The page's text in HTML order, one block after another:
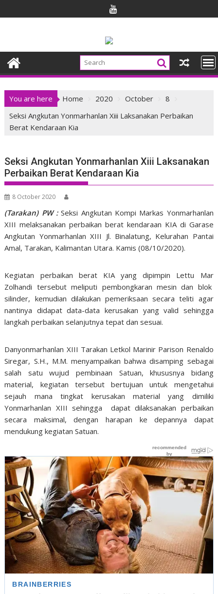
to
You are here Home 2020 October
8
Seksi Angkutan Yonmarhanlan Xiii Laksanakan Perbaikan
Berat Kendaraan Kia
Seksi Angkutan Yonmarhanlan Xiii Laksanakan
Perbaikan Berat Kendaraan Kia
8 October 2020
(Tarakan) PW :Seksi Angkutan Kompi Markas Yonmarhanlan
XIII melaksanakan perbaikan berat kendaraan KIA di Garase
Angkutan Yonmarhanlan XIII Jl. Binalatung, Kelurahan Pantai
Amal, Tarakan, Kalimantan Utara. Kamis (08/10/2020).
Kegiatan perbaikan berat KIA yang dipimpin Lettu Mar
Zolhandi tersebut meliputi pembongkaran mesin dan blok
silinder, kemudian dilakukan pemeriksaan secara teliti agar
nantinya didapat data-data kerusakan yang valid sehingga
langkah perbaikan selanjutnya tepat dan sesuai.
Danyonmarhanlan XIII Tarakan Letkol Marinir Parison Renaldo
Siregar, S.H., M.M. menyampaikan bahwa disamping sebagai
salah satu wujud pembinaan Satuan, khususnya bidang
material, kegiatan tersebut bertujuan untuk mengetahui
sejauh mana tingkat kerusakan material yang dimiliki
Yonmarhanlan XIII sehingga dapat dilaksanakan perbaikan
secara maksimal, dengan harapan ke depannya dapat
mendukung kegiatan Satuan.